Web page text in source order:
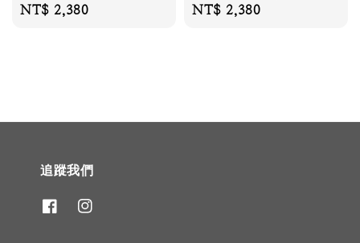
Regular
NT$ 2,380
Regular
NT$ 2,380
追蹤我們